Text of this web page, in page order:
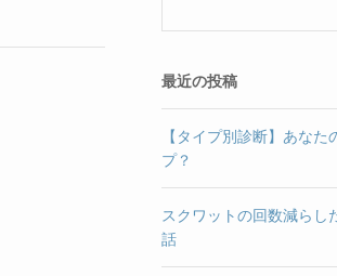
最近の投稿
【タイプ別診断】あなた
プ？
スクワットの回数減らし
話